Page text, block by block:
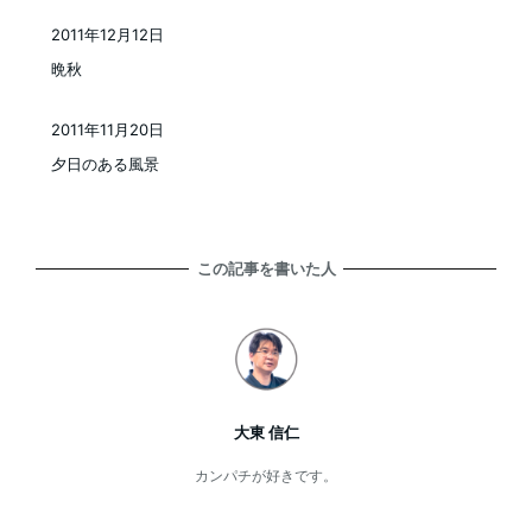
晩秋
投稿日
2011年12月12日
夕日のある風景
2011年11月20日
この記事を書いた人
大東 信仁
カンパチが好きです。